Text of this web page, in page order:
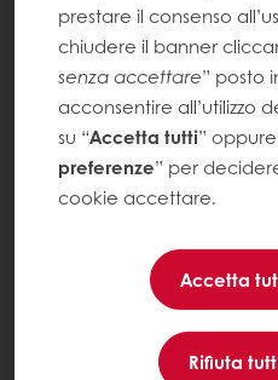
prestare il consenso
chiudere il banner
senza accettare” posto
acconsentire all’utilizzo
su “Accetta tutti”
preferenze” per
cookie accettare.
Accetta
Rifiuta